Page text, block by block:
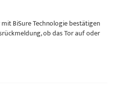
BiSure Technologie bestätigen
ob das Tor auf oder